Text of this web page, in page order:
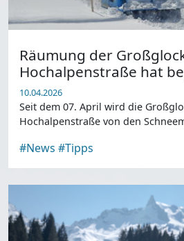
Räumung der
Hochalpenstraße hat
10.04.2026
Seit dem 07. April wird die
Hochalpenstraße von den
#News #Tipps